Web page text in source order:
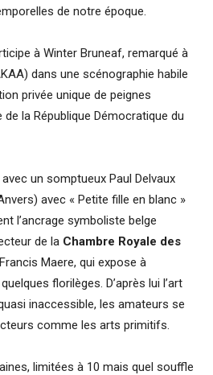
de notre époque.
à Winter Bruneaf, remarqué à
dans une scénographie habile
privée unique de peignes
de la République Démocratique du
un somptueux Paul Delvaux
avec « Petite fille en blanc »
l’ancrage symboliste belge
de la Chambre Royale des
Maere, qui expose à
florilèges. D’après lui l’art
inaccessible, les amateurs se
comme les arts primitifs.
limitées à 10 mais quel souffle